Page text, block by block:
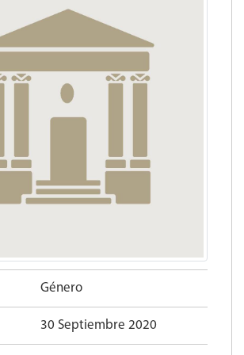
Género
30 Septiembre 2020